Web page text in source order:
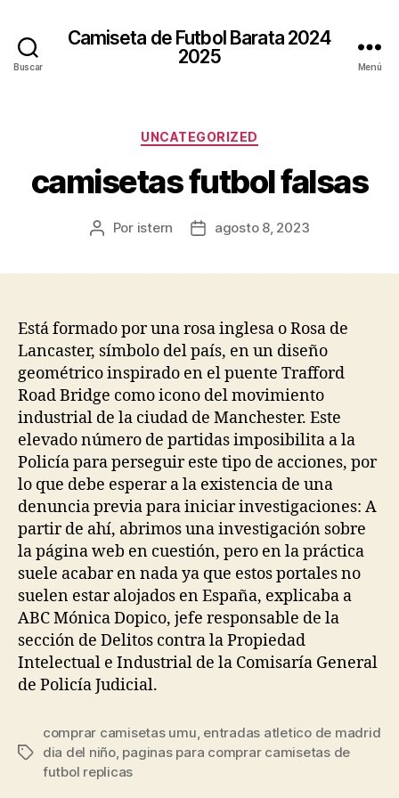
Buscar
Camiseta de Futbol Barata 2024
2025
Menú
Categorías
UNCATEGORIZED
camisetas futbol falsas
Autor
Por istern
Fechaagosto 8, 2023
Está formado por una rosa inglesa o Rosa de
Lancaster, símbolo del país, en un diseño
geométrico inspirado en el puente Trafford
Road Bridge como icono del movimiento
industrial de la ciudad de Manchester. Este
elevado número de partidas imposibilita a la
Policía para perseguir este tipo de acciones, por
lo que debe esperar a la existencia de una
denuncia previa para iniciar investigaciones: A
partir de ahí, abrimos una investigación sobre
la página web en cuestión, pero en la práctica
suele acabar en nada ya que estos portales no
suelen estar alojados en España, explicaba a
ABC Mónica Dopico, jefe responsable de la
sección de Delitos contra la Propiedad
Intelectual e Industrial de la Comisaría General
de Policía Judicial.
Etiquetas
comprar camisetas umu entradas atletico de madrid
dia del niño, paginas para comprar camisetas de
futbol replicas